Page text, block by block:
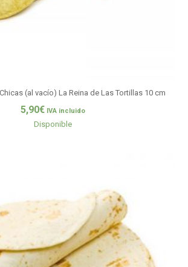
(al vacío) La Reina de Las Tortillas 10 cm
5,90€ IVA incluido
Disponible